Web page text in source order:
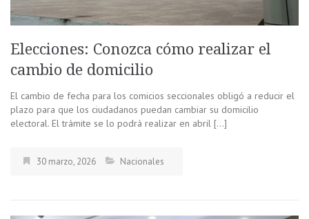
Elecciones: Conozca cómo realizar el
cambio de domicilio
El cambio de fecha para los comicios seccionales obligó a reducir el
plazo para que los ciudadanos puedan cambiar su domicilio
electoral. El trámite se lo podrá realizar en abril […]
30 marzo, 2026 Nacionales